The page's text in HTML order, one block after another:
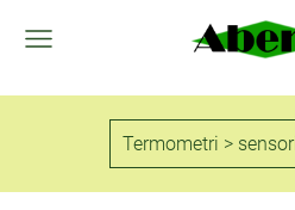
Termometri >